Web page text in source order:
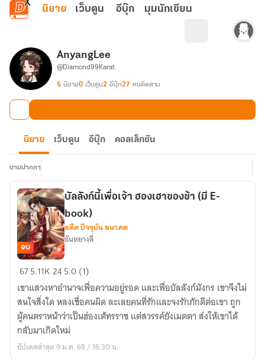
ข้ามไปยังเนื้อหาหลัก
นิยาย เว็บตูน อีบุ๊ก มุมนักเขียน
AnyangLee
@Diamond99Karat
5 นิยาย0 เว็บตูน2 อีบุ๊ก27 คนติดตาม
นิยาย เว็บตูน อีบุ๊ก คอลเล็กชัน
นามปากกา
บัลลังก์
เพื่อ
เจ้า
ฮองเฮา
ของ
ข้า
จบ
บัลลังก์นี้เพื่อเจ้า ฮองเฮาของข้า (มี E-
book)
อดีต ปัจจุบัน อนาคต
อันหยางลี่
675.11K245.0 (1)
เขาแสวงหาอำนาจเพื่อความอยู่รอด และเพื่อบัลลังก์มังกร เขาจึงไม่
สนใจสิ่งใด หลงเชื่อคนผิด ละเลยคนที่รักและจงรักภักดีต่อเขา ถูก
ผู้คนตราหน้าว่าเป็นฮ่องเต้ทรราช แต่สวรรค์ยังเมตตา ส่งให้เขาได้
กลับมาเกิดใหม่
อัปเดตล่าสุด 9 ม.ค. 68 / 16:30 น.